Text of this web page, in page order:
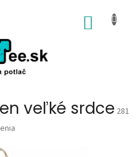
veľké srdce 281